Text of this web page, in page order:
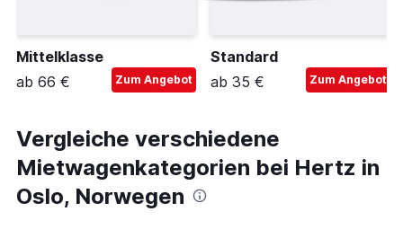
Mittelklasse
ab 66 €
Zum Angebot
Standard
ab 35 €
Zum Angebot
Vergleiche verschiedene
Mietwagenkategorien bei Hertz in
Oslo, Norwegen